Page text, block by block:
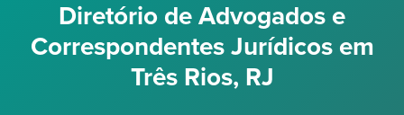
Diretório de Advogados e
Correspondentes Jurídicos em
Três Rios, RJ